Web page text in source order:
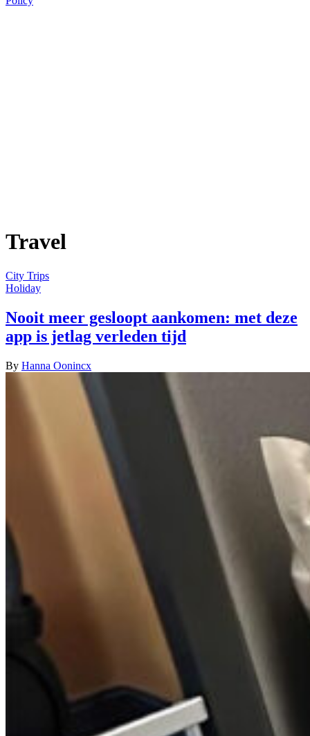
Travel
City Trips
Holiday
Nooit meer gesloopt aankomen: met deze
app is jetlag verleden tijd
By Hanna Oonincx